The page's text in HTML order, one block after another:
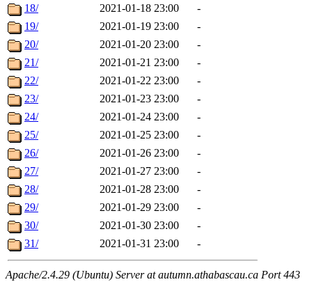
18/
2021-01-18 23:00
-
19/
2021-01-19 23:00
-
20/
2021-01-20 23:00
-
21/
2021-01-21 23:00
-
22/
2021-01-22 23:00
-
23/
2021-01-23 23:00
-
24/
2021-01-24 23:00
-
25/
2021-01-25 23:00
-
26/
2021-01-26 23:00
-
27/
2021-01-27 23:00
-
28/
2021-01-28 23:00
-
29/
2021-01-29 23:00
-
30/
2021-01-30 23:00
-
31/
2021-01-31 23:00 -
Apache/2.4.29 (Ubuntu) Server at autumn.athabascau.ca Port 443